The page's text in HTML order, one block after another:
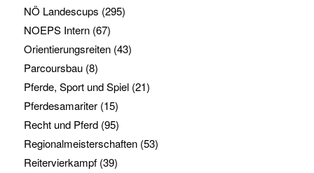
NÖ Landescups (295)
NOEPS Intern(67)
Orientierungsreiten(43)
Parcoursbau(8)
Pferde, Sport und Spiel(21)
Pferdesamariter(15)
Recht und Pferd(95)
Regionalmeisterschaften(53)
Reitervierkampf(39)